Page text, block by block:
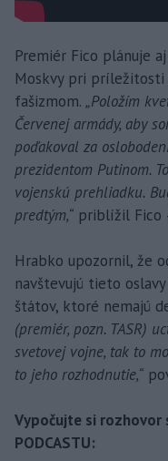
Premiér Fico plánuje
Moskvy pri príležitosti
fašizmom. „Položím
Červenej armády, aby
poďakoval za
prezidentom Putinom.
vojenskú prehliadku.
predtým,“ priblížil Fico
Hrabko upozornil, že
navštevujú tieto
štátov, ktoré nemajú
(premiér, pozn. TASR)
svetovej vojne, tak to
to jeho rozhodnutie,“
Vypočujte si rozhovor
PODCASTU: